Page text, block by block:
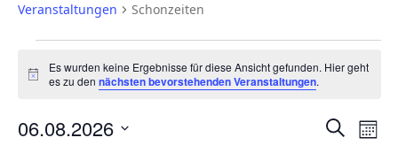
Veranstaltungen Schonzeiten
Hinweis
Es wurden keine Ergebnisse für diese Ansicht gefunden. Hier geht
es zu dennächsten bevorstehenden Veranstaltungen.
Suche
06.08.2026